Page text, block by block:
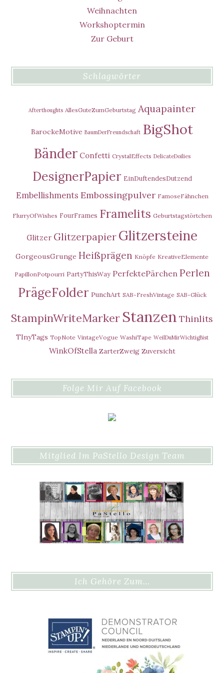
Weihnachten
Workshoptermin
Zur Geburt
Schlagwörter
Afterthoughts AllesGuteZumGeburtstag Aquapainter
BarockeMotive BaumDerFreundschaft BigShot
Bänder Confetti CrystalEffects DelicateDoilies
DesignerPapier EinDuftendesDutzend
Embellishments Embossingpulver FamoseFähnchen
FlurryOfWishes FourFrames Framelits Geburtstagstörtchen
Glitzer Glitzerpapier Glitzersteine
GorgeousGrunge Heißprägen Knöpfe KreativeElemente
PapillonPotpourri PartyThisWay PerfektePärchen Perlen
PrägeFolder PunchArt SAB-FreshVintage SAB-Glück
StampinWriteMarker Stanzen Thinlits
TInyTags TopNote VintageVogue WashiTape WeilDuMirWichtigBist
WinkOfStella ZarterZweig Zuversicht
Folge Mir Auf Facebook
Mitglied Im PaStello Design Team
Ich Gehöre Zum…